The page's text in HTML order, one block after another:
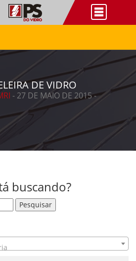
DE VIDRO
- 27 DE MAIO DE 2015 -
buscando?